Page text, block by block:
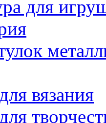
для
вязания